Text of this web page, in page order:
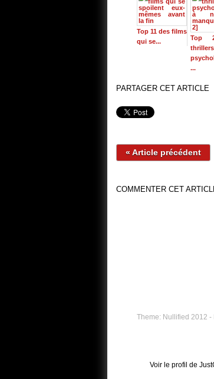
Top 11 des films
qui se...
Top
thrillers
...
PARTAGER CET ARTICLE
« Article précédent
COMMENTER CET
Theme: Nullified 2012 -
Voir le profil de